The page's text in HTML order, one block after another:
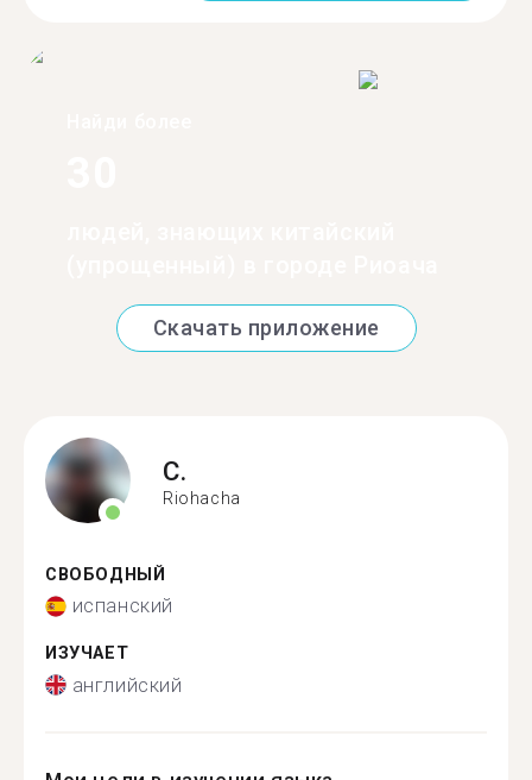
Скачать приложение
C.
Riohacha
СВОБОДНЫЙ
испанский
ИЗУЧАЕТ
английский